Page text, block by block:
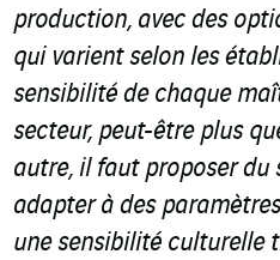
production, avec des
qui varient selon les
sensibilité de chaque
secteur, peut-être plus
autre, il faut proposer du
adapter à des
une sensibilité culturelle